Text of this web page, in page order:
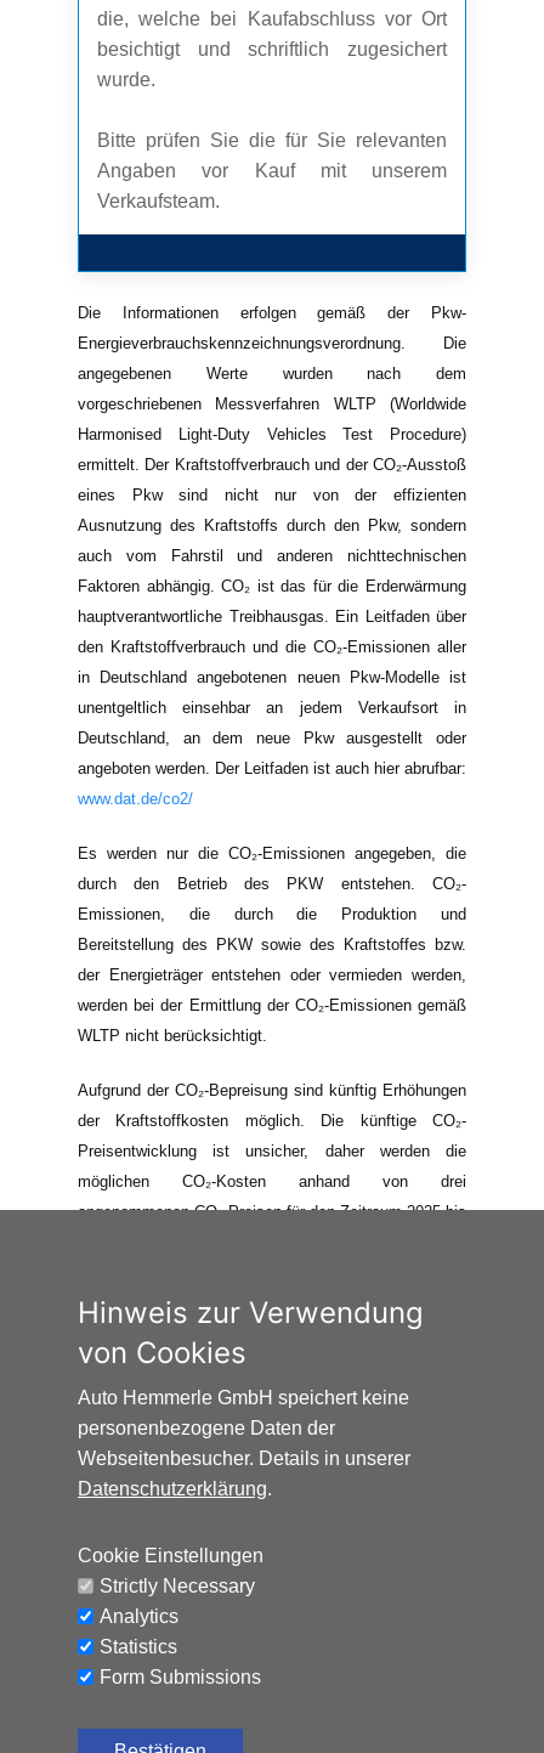
die, welche bei Kaufabschluss vor Ort
besichtigt und schriftlich zugesichert
wurde.
Bitte prüfen Sie die für Sie relevanten
Angaben vor Kauf mit unserem
Verkaufsteam.
Die Informationen erfolgen gemäß der Pkw-
Energieverbrauchskennzeichnungsverordnung. Die
angegebenen Werte wurden nach dem
vorgeschriebenen Messverfahren WLTP (Worldwide
Harmonised Light-Duty Vehicles Test Procedure)
ermittelt. Der Kraftstoffverbrauch und der CO₂-Ausstoß
eines Pkw sind nicht nur von der effizienten
Ausnutzung des Kraftstoffs durch den Pkw, sondern
auch vom Fahrstil und anderen nichttechnischen
Faktoren abhängig. CO₂ ist das für die Erderwärmung
hauptverantwortliche Treibhausgas. Ein Leitfaden über
den Kraftstoffverbrauch und die CO₂-Emissionen aller
in Deutschland angebotenen neuen Pkw-Modelle ist
unentgeltlich einsehbar an jedem Verkaufsort in
Deutschland, an dem neue Pkw ausgestellt oder
angeboten werden. Der Leitfaden ist auch hier abrufbar:
www.dat.de/co2/
Es werden nur die CO₂-Emissionen angegeben, die
durch den Betrieb des PKW entstehen. CO₂-
Emissionen, die durch die Produktion und
Bereitstellung des PKW sowie des Kraftstoffes bzw.
der Energieträger entstehen oder vermieden werden,
werden bei der Ermittlung der CO₂-Emissionen gemäß
WLTP nicht berücksichtigt.
Aufgrund der CO₂-Bepreisung sind künftig Erhöhungen
der Kraftstoffkosten möglich. Die künftige CO₂-
Preisentwicklung ist unsicher, daher werden die
möglichen CO₂-Kosten anhand von drei
angenommenen CO₂-Preisen für den Zeitraum 2025 bis
zugrundeliegenden Modellrechnungen ausfallen. Die
CO₂-Kosten sind beim Tanken mit den Kraftstoffkosten
zu bezahlen. Weitere Informationen unter
www.alternativ-mobil.info.
Auto Hemmerle GmbH · Wasserburger
Landstraße 137-141 · 81827 München
info@autohemmerle.de
AGB
Hinweis zur Verwendung
von Cookies
Auto Hemmerle GmbH speichert keine
personenbezogene Daten der
Webseitenbesucher. Details in unserer
Datenschutzerklärung.
Cookie Einstellungen
Strictly Necessary
Analytics
Statistics
Form Submissions